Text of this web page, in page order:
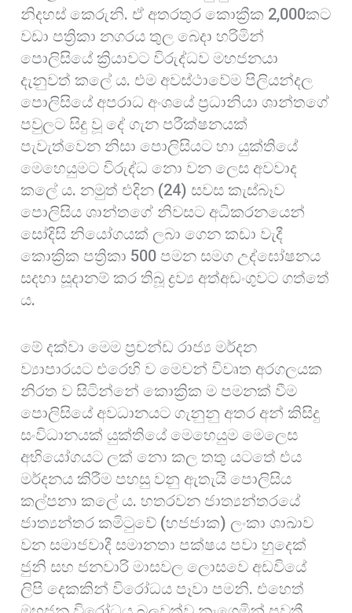
නිදහස් කෙරුනි. ඒ අතරතුර කොක්‍රීක 2,000කට
වඩා පත්‍රිකා නගරය තුල බෙදා හරිමින්
පොලිසියේ ක්‍රියාවට විරුද්ධව මහජනයා
දැනුවත් කලේ ය. එම අවස්ථාවේම පිලියන්දල
පොලිසියේ අපරාධ අංශයේ ප්‍රධානියා ශාන්තගේ
පවුලට සිදු වූ දේ ගැන පරීක්ෂනයක්
පැවැත්වෙන නිසා පොලිසියට හා යුක්තියේ
මෙහෙයුමට විරුද්ධ නො වන ලෙස අවවාද
කලේ ය. නමුත් එදින (24) සවස කැස්බෑව
පොලිසිය ශාන්තගේ නිවසට අධිකරනයෙන්
සෝදිසි නියෝගයක් ලබා ගෙන කඩා වැදී
කොක්‍රික පත්‍රිකා 500 පමන සමග උද්ඝෝෂනය
සදහා සූදානම් කර තිබූ ද්‍රව්‍ය අත්අඩංගුවට ගත්තේ
ය.
මේ දක්වා මෙම ප්‍රචන්ඩ රාජ්‍ය මර්දන
ව්‍යාපාරයට එරෙහි ව මෙවන් විවෘත අරගලයක
නිරත ව සිටින්නේ කොක්‍රික ම පමනක් වීම
පොලිසියේ අවධානයට ගැනුනු අතර අන් කිසිදු
සංවිධානයක් යුක්තියේ මෙහෙයුම මෙලෙස
අභියෝගයට ලක් නො කල තතු යටතේ එය
මර්දනය කිරීම පහසු වනු ඇතැයි පොලිසිය
කල්පනා කලේ ය. හතරවන ජාත්‍යන්තරයේ
ජාත්‍යන්තර කමිටුවේ (හජජාක) ලංකා ශාඛාව
වන සමාජවාදී සමානතා පක්ෂය පවා හුදෙක්
ජුනි සහ ජනවාරි මාසවල ලොසවෙ අඩවියේ
ලිපි දෙකකින් විරෝධය පෑවා පමනි. එහෙත්